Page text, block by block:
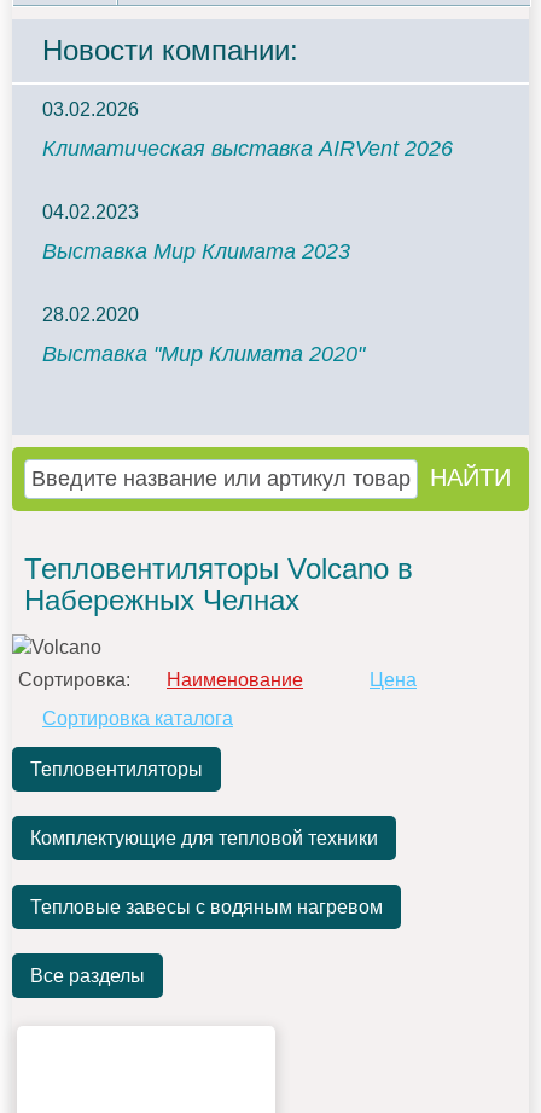
Новости компании:
03.02.2026
Климатическая выставка AIRVent 2026
04.02.2023
Выставка Мир Климата 2023
28.02.2020
Выставка "Мир Климата 2020"
Тепловентиляторы Volcano в
Набережных Челнах
Сортировка: Наименование
Цена
Сортировка каталога
Тепловентиляторы
Комплектующие для тепловой техники
Тепловые завесы с водяным нагревом
Все разделы